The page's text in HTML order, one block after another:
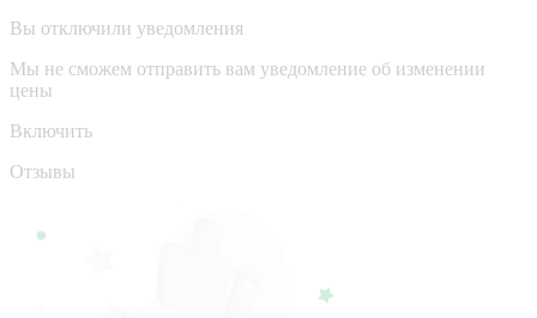
Вы отключили уведомления
Мы не сможем отправить вам уведомление об изменении
цены
Включить
Отзывы